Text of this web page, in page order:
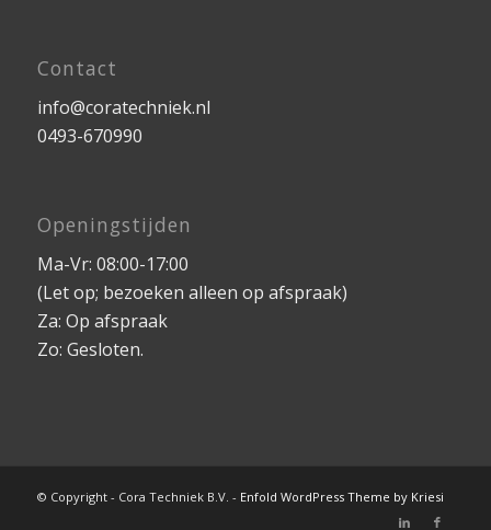
Contact
info@coratechniek.nl
0493-670990
Openingstijden
Ma-Vr: 08:00-17:00
(Let op; bezoeken alleen op afspraak)
Za: Op afspraak
Zo: Gesloten.
© Copyright - Cora Techniek B.V. - Enfold WordPress Theme by Kriesi